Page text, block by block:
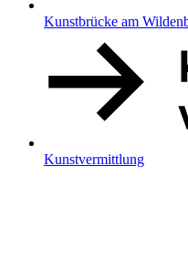
Kunstbrücke am
Kunstvermittlung